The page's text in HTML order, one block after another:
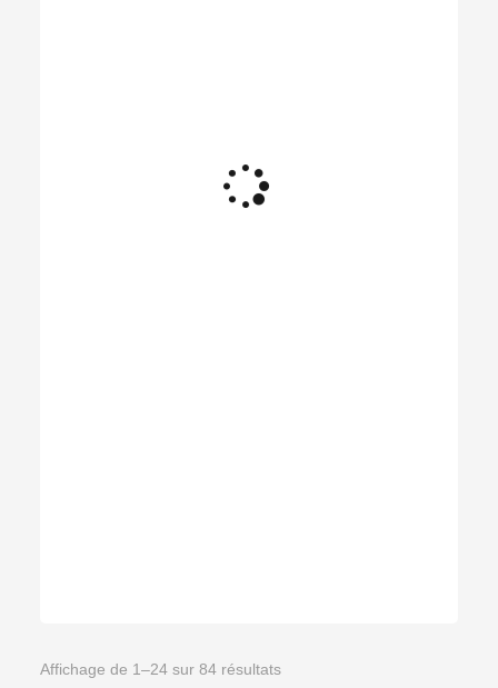
Affichage de 1–24 sur 84 résultats